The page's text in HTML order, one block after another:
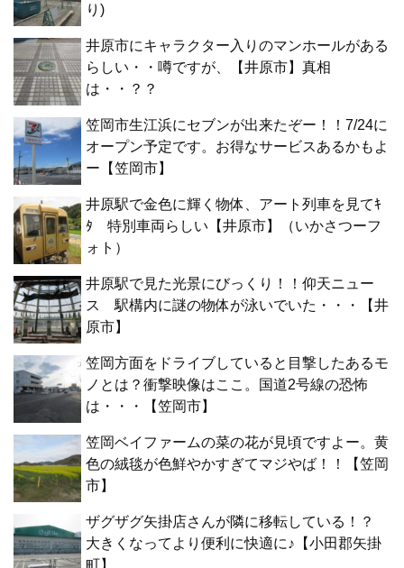
り)
井原市にキャラクター入りのマンホールがある
らしい・・噂ですが、【井原市】真相
は・・？？
笠岡市生江浜にセブンが出来たぞー！！7/24に
オープン予定です。お得なサービスあるかもよ
ー【笠岡市】
井原駅で金色に輝く物体、アート列車を見てｷ
ﾀ 特別車両らしい【井原市】（いかさつーフ
ォト）
井原駅で見た光景にびっくり！！仰天ニュー
ス 駅構内に謎の物体が泳いでいた・・・【井
原市】
笠岡方面をドライブしていると目撃したあるモ
ノとは？衝撃映像はここ。国道2号線の恐怖
は・・・【笠岡市】
笠岡ベイファームの菜の花が見頃ですよー。黄
色の絨毯が色鮮やかすぎてマジやば！！【笠岡
市】
ザグザグ矢掛店さんが隣に移転している！？
大きくなってより便利に快適に♪【小田郡矢掛
町】